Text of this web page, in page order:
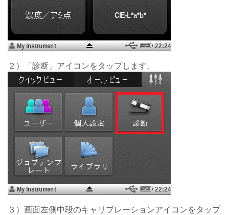
２）「診断」アイコンをタップします。
３）画面左側中段のキャリブレーションアイコンをタップ